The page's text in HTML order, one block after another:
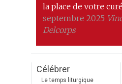
la place de votre
septembre 2025
Delcorps
Célébrer
Le temps liturgique